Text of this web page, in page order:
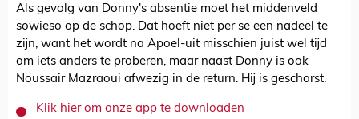
Als gevolg van Donny's absentie moet het middenveld
sowieso op de schop. Dat hoeft niet per se een nadeel te
zijn, want het wordt na Apoel-uit misschien juist wel tijd
om iets anders te proberen, maar naast Donny is ook
Noussair Mazraoui afwezig in de return. Hij is geschorst.
Klik hier om onze app te downloaden